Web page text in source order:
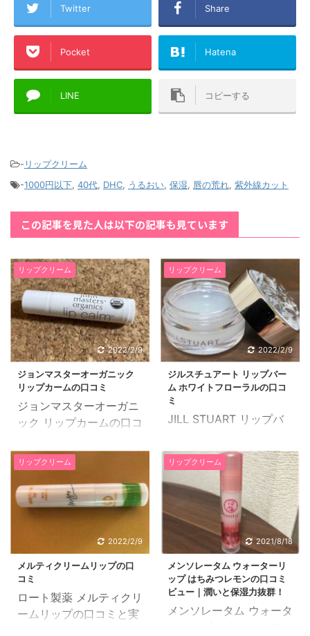
Twitter Share
Pocket Hatena
LINE コピーする
- リップクリーム
-1000円以下, 40代, DHC, うるおい, 保湿, 唇の荒れ, 紫外線カット
この記事を見た人は以下の記事も見ています
リップクリーム
2022/2/9
ジョンマスターオーガニック
リップカームの口コミ
ジョンマスターオーガニ
ック リップカームの口コ
想をご紹介したいと思い
ます。 27歳、専業主婦
もともと唇が乾燥しやす
い体質かつ、分厚い唇だ
ったので乾燥やひび割れ
が目立っていました。 大
学生だった当時、夜遅く
までのアルバイトや友人
則な生活や体への負担か
らか、唇がすごく荒れて
リップクリーム
2022/2/9
ジルスチュアート リップバー
ム ホワイトフローラルの口コ
ミ
JILL STUART リップバ
の口コミと実際に使って
みた感想をご紹介したい
と思います。 30代前
半、接客業、混合肌 就寝
前のリップケアアイテム
を探していました。 指で
塗れるジャータイプで、
テクスチャーは重くてこ
ってり、保湿抜群、が好
みな私。ジルスチュアー
ト リップバーム ホワイ
リップクリーム
2022/2/9
メルティクリームリップの口
コミ
ロート製薬 メルティクリ
ームリップの口コミと実
リップクリーム
2021/8/18
メンソレータム ウォーターリ
ップ はちみつレモンの口コミ
ビュー｜潤いと保湿力抜群！
メンソレータム ウォータ